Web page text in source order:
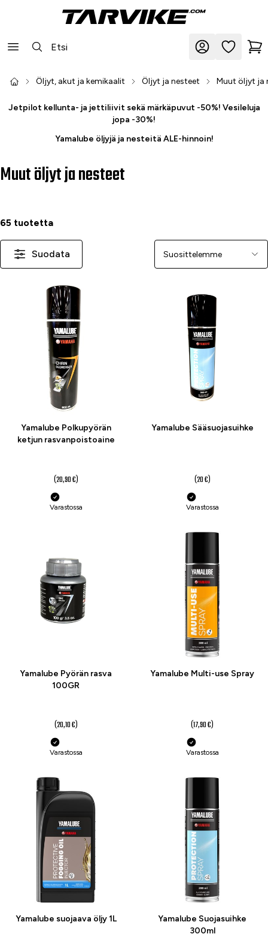
Öljyt, akut ja kemikaalit Öljyt ja nesteet Muut öljyt ja
Jetpilot kellunta- ja jettiliivit sekä märkäpuvut -50%! Vesileluja
jopa -30%!
Yamalube öljyjä ja nesteitä ALE-hinnoin!
Muut öljyt ja nesteet
65 tuotetta
Suodata Järjestä
Yamalube Polkupyörän
ketjun rasvanpoistoaine
(20,90 €)
Varastossa
Yamalube Sääsuojasuihke
(20 €)
Varastossa
Yamalube Pyörän rasva
100GR
(20,10 €)
Varastossa
Yamalube Multi-use Spray
(17,90 €)
Varastossa
Yamalube suojaava öljy 1L
Yamalube Suojasuihke
300ml